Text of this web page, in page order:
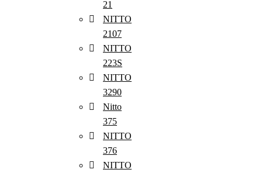
21
NITTO
2107
NITTO
223S
NITTO
3290
Nitto
375
NITTO
376
NITTO